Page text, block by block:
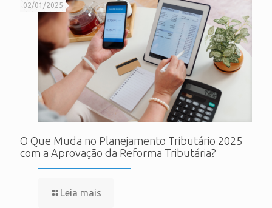
02/01/2025
O Que Muda no Planejamento Tributário 2025
com a Aprovação da Reforma Tributária?
Leia mais